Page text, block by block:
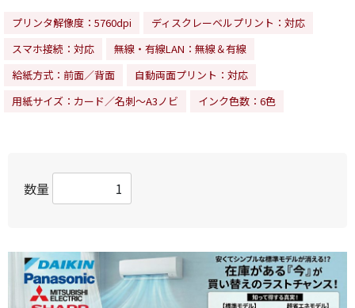
プリンタ解像度：5760dpi
ディスクレーベルプリント：対応
スマホ接続：対応
無線・有線LAN：無線＆有線
給紙方式：前面／背面
自動両面プリント：対応
用紙サイズ：カード／名刺～A3ノビ
インク色数：6色
数量